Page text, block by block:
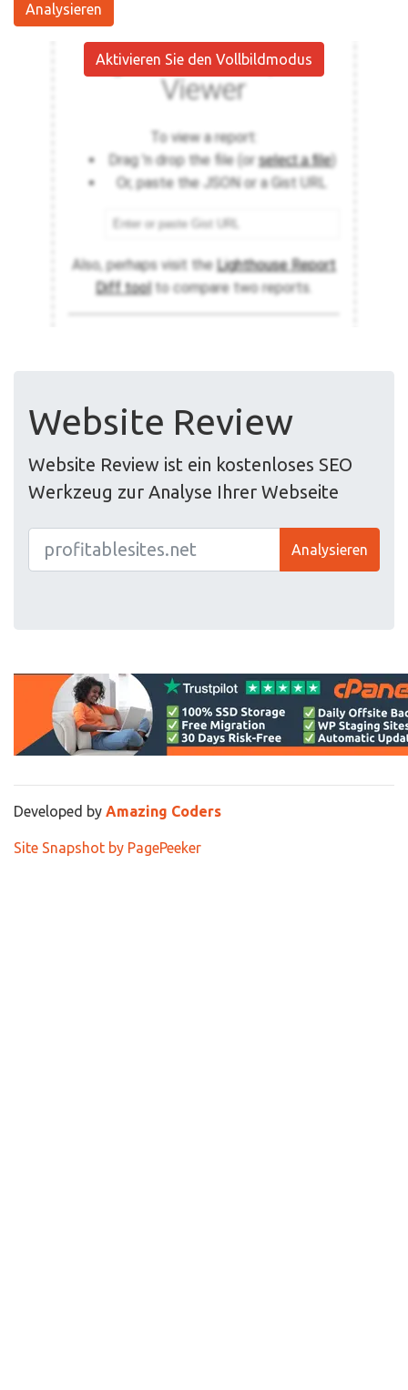
Analysieren
Aktivieren Sie den Vollbildmodus
Website Review
Website Review ist ein kostenloses SEO
Werkzeug zur Analyse Ihrer Webseite
Analysieren
Developed by Amazing Coders
Site Snapshot by PagePeeker